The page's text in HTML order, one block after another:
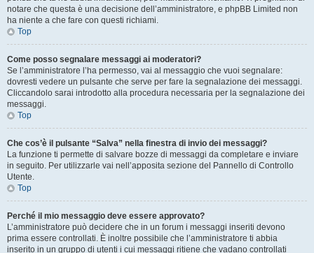
notare che questa è una decisione dell’amministratore, e phpBB Limited non
ha niente a che fare con questi richiami.
Top
Come posso segnalare messaggi ai moderatori?
Se l’amministratore l’ha permesso, vai al messaggio che vuoi segnalare:
dovresti vedere un pulsante che serve per fare la segnalazione dei messaggi.
Cliccandolo sarai introdotto alla procedura necessaria per la segnalazione dei
messaggi.
Top
Che cos’è il pulsante “Salva” nella finestra di invio dei messaggi?
La funzione ti permette di salvare bozze di messaggi da completare e inviare
in seguito. Per utilizzarle vai nell’apposita sezione del Pannello di Controllo
Utente.
Top
Perché il mio messaggio deve essere approvato?
L’amministratore può decidere che in un forum i messaggi inseriti devono
prima essere controllati. È inoltre possibile che l’amministratore ti abbia
inserito in un gruppo di utenti i cui messaggi ritiene che vadano controllati